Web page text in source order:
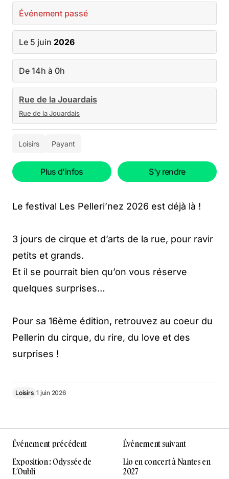
Événement passé
Le 5 juin 2026
De 14h à 0h
Rue de la Jouardais
Rue de la Jouardais
Loisirs Payant
Plus d'infos S'y rendre
Le festival Les Pelleri’nez 2026 est déjà là !
3 jours de cirque et d’arts de la rue, pour ravir
petits et grands.
Et il se pourrait bien qu’on vous réserve
quelques surprises…
Pour sa 16ème édition, retrouvez au coeur du
Pellerin du cirque, du rire, du love et des
surprises !
Loisirs 1 juin 2026
Événement précédent
Exposition : Odyssée de
L’Oubli
Événement suivant
Lio en concert à Nantes en
2027